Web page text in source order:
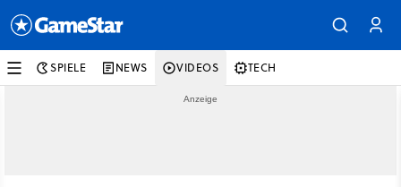
SPIELE NEWS VIDEOS TECH